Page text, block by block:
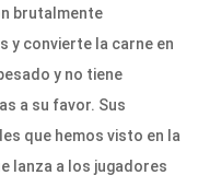
brutalmente
y convierte la carne en
y no tiene
a su favor. Sus
que hemos visto en la
lanza a los jugadores